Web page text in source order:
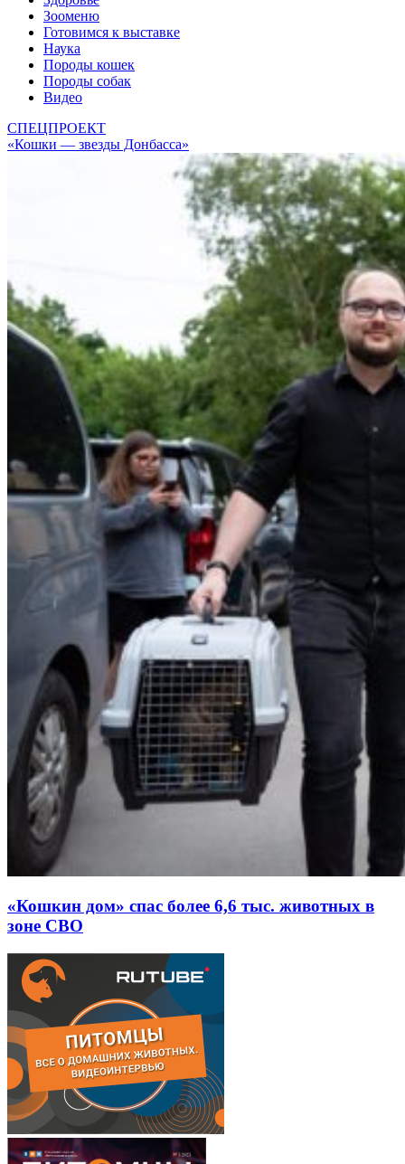
Зооменю
Готовимся к выставке
Наука
Породы кошек
Породы собак
Видео
СПЕЦПРОЕКТ
«Кошки — звезды Донбасса»
«Кошкин дом» спас более 6,6 тыс. животных в
зоне СВО